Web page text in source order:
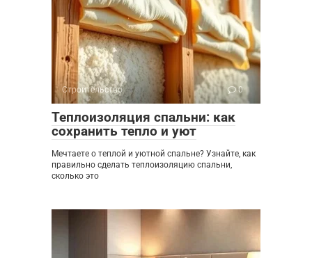
Строительство 0
Теплоизоляция спальни: как
сохранить тепло и уют
Мечтаете о теплой и уютной спальне? Узнайте, как
правильно сделать теплоизоляцию спальни,
сколько это